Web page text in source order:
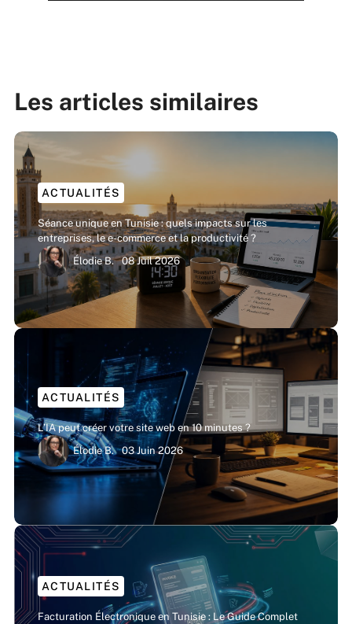
Les articles similaires
ACTUALITÉS
Séance unique en Tunisie : quels impacts sur les
entreprises, le e-commerce et la productivité ?
Élodie B.
08 Juil 2026
ACTUALITÉS
L’IA peut créer votre site web en 10 minutes ?
Élodie B.
03 Juin 2026
ACTUALITÉS
Facturation Électronique en Tunisie : Le Guide Complet